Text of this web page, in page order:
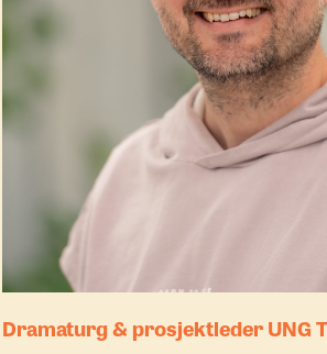
Dramaturg & prosjektleder UNG